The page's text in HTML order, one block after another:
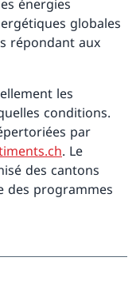
énergies
globales
répondant aux
les
conditions.
par
. Le
des cantons
des programmes